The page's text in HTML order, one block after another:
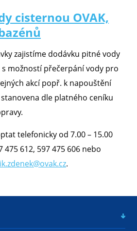
cisternou OVAK,
zajistíme dodávku pitné vody
s možností přečerpání vody pro
akcí popř. k napouštění
dle platného ceníku
telefonicky od 7.00 – 15.00
475 612, 597 475 606 nebo
.